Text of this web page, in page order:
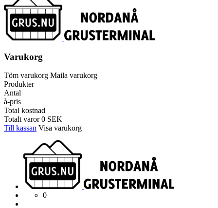
Varukorg
Töm varukorg Maila varukorg
Produkter
Antal
à-pris
Total kostnad
Totalt varor0 SEK
Till kassan Visa varukorg
0